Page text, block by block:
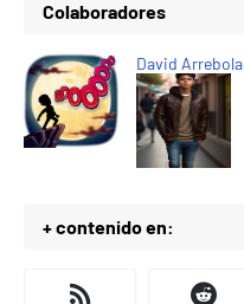
Colaboradores
David Arrebola
+ contenido en: